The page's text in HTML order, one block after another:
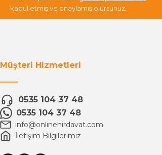
kabul etmiş ve onaylamış olursunuz.
Müşteri Hizmetleri
0535 104 37 48
0535 104 37 48
info@onlinehirdavat.com
İletişim Bilgilerimiz